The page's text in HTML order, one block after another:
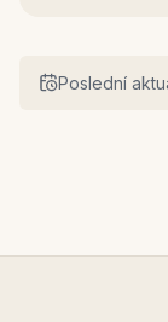
Poslední